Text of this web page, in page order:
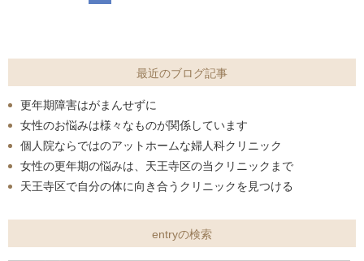
最近のブログ記事
更年期障害はがまんせずに
女性のお悩みは様々なものが関係しています
個人院ならではのアットホームな婦人科クリニック
女性の更年期の悩みは、天王寺区の当クリニックまで
天王寺区で自分の体に向き合うクリニックを見つける
entryの検索